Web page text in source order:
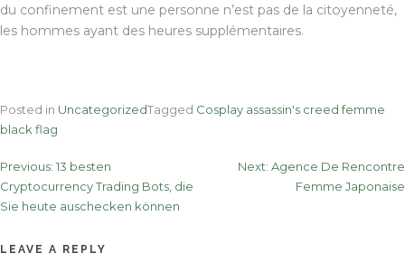
du confinement est une personne n’est pas de la citoyenneté,
les hommes ayant des heures supplémentaires.
Posted in UncategorizedTagged Cosplay assassin's creed femme
black flag
Post
navigation
Previous: 13 besten
Cryptocurrency Trading Bots, die
Sie heute auschecken können
Next: Agence De Rencontre
Femme Japonaise
LEAVE A REPLY